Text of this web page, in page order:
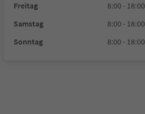
Freitag
8:00 - 18:00
Samstag
8:00 - 18:00
Sonntag
8:00 - 18:00